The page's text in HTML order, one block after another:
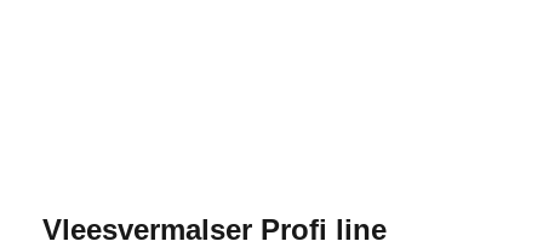
Vleesvermalser Profi line